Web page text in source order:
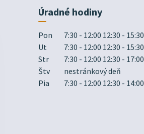
Úradné hodiny
Pon
7:30 - 12:00 12:30 - 15:30
Ut
7:30 - 12:00 12:30 - 15:30
Str
7:30 - 12:00 12:30 - 17:00
Štv
nestránkový deň
Pia
7:30 - 12:00 12:30 - 14:00